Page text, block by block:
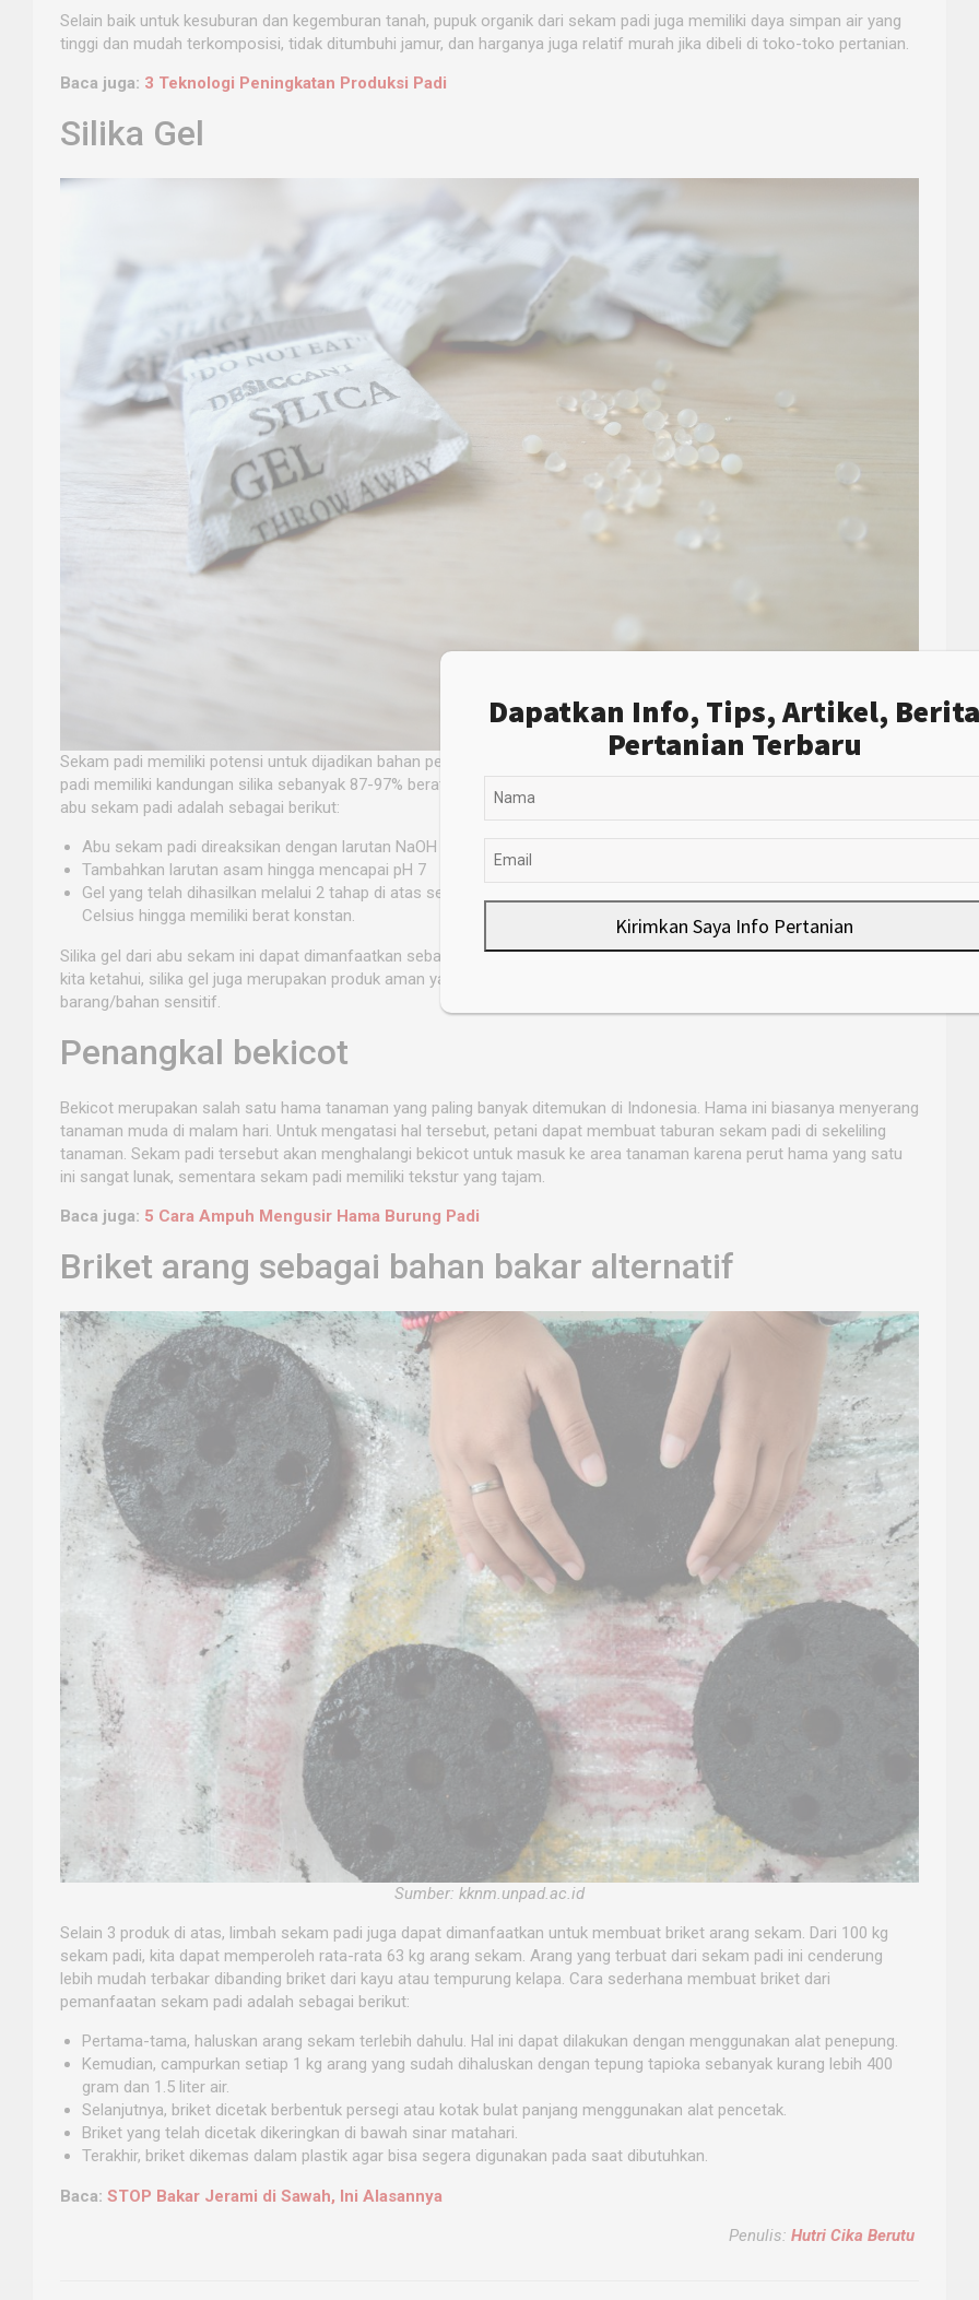
Selain baik untuk kesuburan dan kegemburan tanah, pupuk organik dari sekam padi juga memiliki daya simpan air yang
tinggi dan mudah terkomposisi, tidak ditumbuhi jamur, dan harganya juga relatif murah jika dibeli di toko-toko pertanian.
Baca juga: 3 Teknologi Peningkatan Produksi Padi
Silika Gel
Sekam padi memiliki potensi untuk dijadikan bahan pembuatan silika gel. Bahkan, studi menemukan bahwa abu sekam
padi memiliki kandungan silika sebanyak 87-97% berat kering. Cara sederhana membuat silika gel melalui pemanfaatan
abu sekam padi adalah sebagai berikut:
Abu sekam padi direaksikan dengan larutan NaOH 1N pada suhu 80 derajat Celsius selamakurang lebih satu jam.
Tambahkan larutan asam hingga mencapai pH 7
Gel yang telah dihasilkan melalui 2 tahap di atas selanjutnya dikeringkan menggunakan oven pada suhu 80 derajat
Celsius hingga memiliki berat konstan.
Silika gel dari abu sekam ini dapat dimanfaatkan sebagai zat penyerap, pengering, dan penopang katalis. Sebagaimana
kita ketahui, silika gel juga merupakan produk aman yang dapat menjaga kelembaban makanan, obat-obatan, bahkan
barang/bahan sensitif.
Penangkal bekicot
Bekicot merupakan salah satu hama tanaman yang paling banyak ditemukan di Indonesia. Hama ini biasanya menyerang
tanaman muda di malam hari. Untuk mengatasi hal tersebut, petani dapat membuat taburan sekam padi di sekeliling
tanaman. Sekam padi tersebut akan menghalangi bekicot untuk masuk ke area tanaman karena perut hama yang satu
ini sangat lunak, sementara sekam padi memiliki tekstur yang tajam.
Baca juga: 5 Cara Ampuh Mengusir Hama Burung Padi
Briket arang sebagai bahan bakar alternatif
Sumber: kknm.unpad.ac.id
Selain 3 produk di atas, limbah sekam padi juga dapat dimanfaatkan untuk membuat briket arang sekam. Dari 100 kg
sekam padi, kita dapat memperoleh rata-rata 63 kg arang sekam. Arang yang terbuat dari sekam padi ini cenderung
lebih mudah terbakar dibanding briket dari kayu atau tempurung kelapa. Cara sederhana membuat briket dari
pemanfaatan sekam padi adalah sebagai berikut:
Pertama-tama, haluskan arang sekam terlebih dahulu. Hal ini dapat dilakukan dengan menggunakan alat penepung.
Kemudian, campurkan setiap 1 kg arang yang sudah dihaluskan dengan tepung tapioka sebanyak kurang lebih 400
gram dan 1.5 liter air.
Selanjutnya, briket dicetak berbentuk persegi atau kotak bulat panjang menggunakan alat pencetak.
Briket yang telah dicetak dikeringkan di bawah sinar matahari.
Terakhir, briket dikemas dalam plastik agar bisa segera digunakan pada saat dibutuhkan.
Baca: STOP Bakar Jerami di Sawah, Ini Alasannya
Penulis: Hutri Cika Berutu
Dapatkan Info, Tips, Artikel,
Pertanian Terbaru
Kirimkan Saya Info Pertanian